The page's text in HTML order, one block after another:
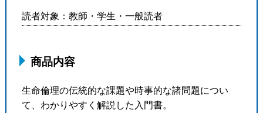
読者対象：教師・学生・一般読者
商品内容
生命倫理の伝統的な課題や時事的な諸問題につい
て、わかりやすく解説した入門書。